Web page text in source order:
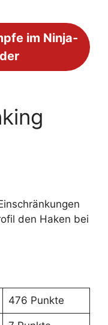
im Ninja-
den Haken bei
476 Punkte